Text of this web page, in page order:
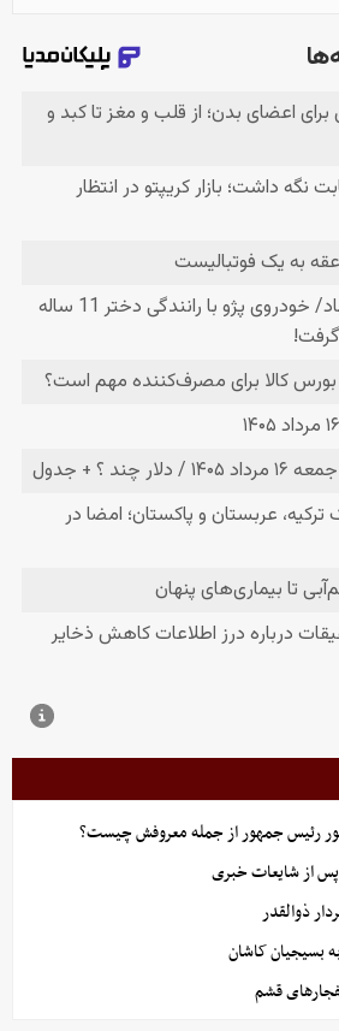
رئیس جمهور از جمله معروفش چیست؟
از شایعات خبری
ذوالقدر
بسیجیان کاشان
قشم